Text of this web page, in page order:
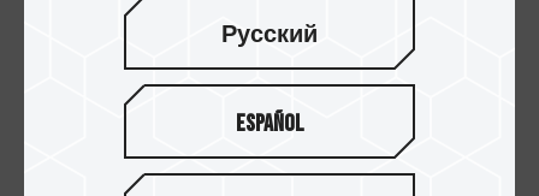
Русский
Español